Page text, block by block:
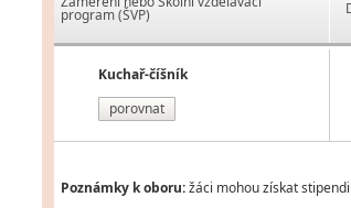
program (ŠVP)
Kuchař-číšník
porovnat
Poznámky k oboru:žáci mohou získat